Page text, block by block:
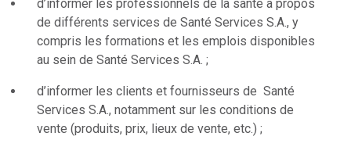
d’informer les professionnels de la santé à propos
de différents services de Santé Services S.A., y
compris les formations et les emplois disponibles
au sein de Santé Services S.A. ;
d’informer les clients et fournisseurs de Santé
Services S.A., notamment sur les conditions de
vente (produits, prix, lieux de vente, etc.) ;